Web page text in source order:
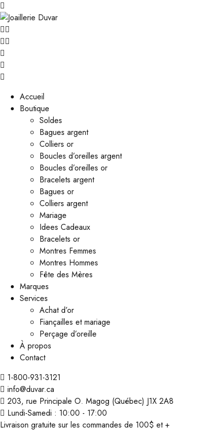
Accueil
Boutique
Soldes
Bagues argent
Colliers or
Boucles d’oreilles argent
Boucles d’oreilles or
Bracelets argent
Bagues or
Colliers argent
Mariage
Idees Cadeaux
Bracelets or
Montres Femmes
Montres Hommes
Fête des Mères
Marques
Services
Achat d’or
Fiançailles et mariage
Perçage d’oreille
À propos
Contact
1-800-931-3121
info@duvar.ca
203, rue Principale O. Magog (Québec) J1X 2A8
Lundi-Samedi : 10:00 - 17:00
Livraison gratuite sur les commandes de 100$ et +